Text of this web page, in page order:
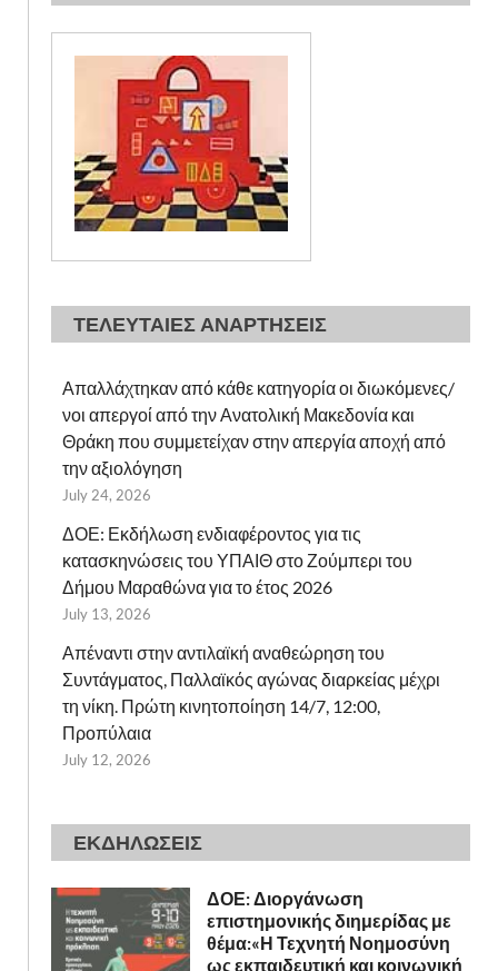
ΤΕΛΕΥΤΑΙΕΣ ΑΝΑΡΤΗΣΕΙΣ
Απαλλάχτηκαν από κάθε κατηγορία οι διωκόμενες/
νοι απεργοί από την Ανατολική Μακεδονία και
Θράκη που συμμετείχαν στην απεργία αποχή από
την αξιολόγηση
July 24, 2026
ΔΟΕ: Εκδήλωση ενδιαφέροντος για τις
κατασκηνώσεις του ΥΠΑΙΘ στο Ζούμπερι του
Δήμου Μαραθώνα για το έτος 2026
July 13, 2026
Απέναντι στην αντιλαϊκή αναθεώρηση του
Συντάγματος, Παλλαϊκός αγώνας διαρκείας μέχρι
τη νίκη. Πρώτη κινητοποίηση 14/7, 12:00,
Προπύλαια
July 12, 2026
ΕΚΔΗΛΩΣΕΙΣ
ΔΟΕ: Διοργάνωση
επιστημονικής διημερίδας με
θέμα:«Η Τεχνητή Νοημοσύνη
ως εκπαιδευτική και κοινωνική